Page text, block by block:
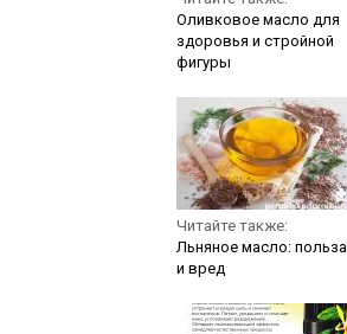
Оливковое масло для
здоровья и стройной
фигуры
Читайте также:
Льняное масло: польза
и вред